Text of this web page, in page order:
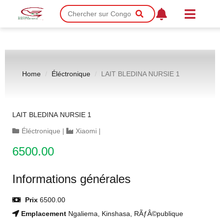
Home Éléctronique LAIT BLEDINA NURSIE 1
LAIT BLEDINA NURSIE 1
Éléctronique | Xiaomi |
6500.00
Informations générales
Prix 6500.00
Emplacement Ngaliema, Kinshasa, RÃƒÂ©publique